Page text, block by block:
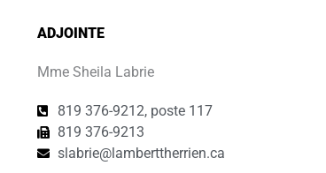
ADJOINTE
Mme Sheila Labrie
819 376-9212, poste 117
819 376-9213
slabrie@lamberttherrien.ca